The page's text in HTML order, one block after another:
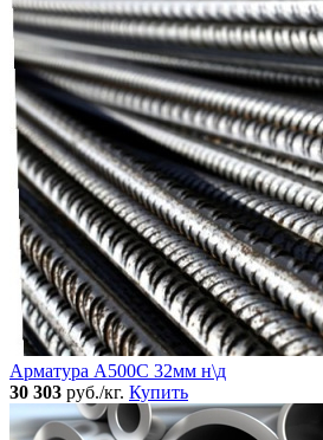
Арматура А500С 32мм н\д
30 303 руб./кг. Купить